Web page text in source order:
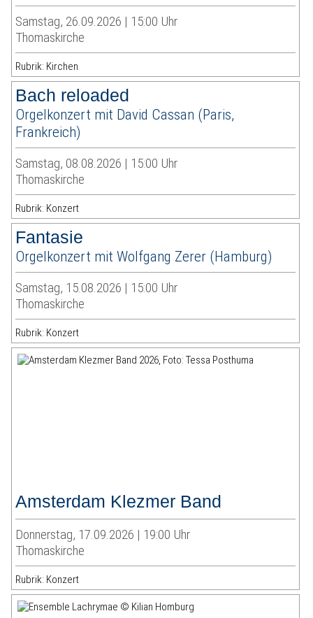
Samstag, 26.09.2026 | 15:00 Uhr
Thomaskirche
Rubrik: Kirchen
Bach reloaded
Orgelkonzert mit David Cassan (Paris,
Frankreich)
Samstag, 08.08.2026 | 15:00 Uhr
Thomaskirche
Rubrik: Konzert
Fantasie
Orgelkonzert mit Wolfgang Zerer (Hamburg)
Samstag, 15.08.2026 | 15:00 Uhr
Thomaskirche
Rubrik: Konzert
Amsterdam Klezmer Band
Donnerstag, 17.09.2026 | 19:00 Uhr
Thomaskirche
Rubrik: Konzert